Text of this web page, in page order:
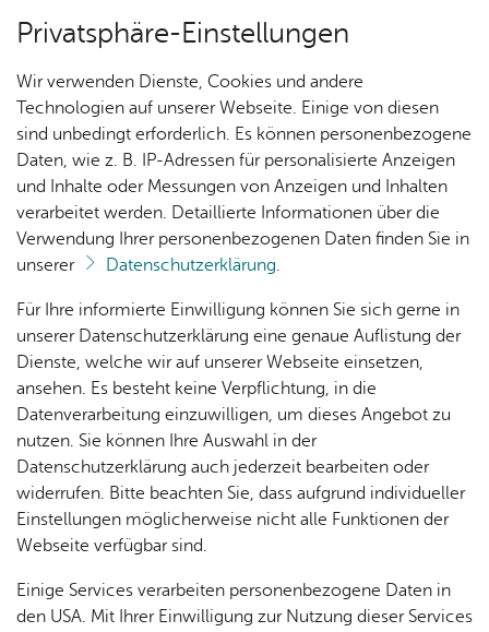
Ak­tu­el­les
Nach­
Ver­an­
stal­
tun­
gen
Kin­der­
pro­
gramm
Aus­
wahl­
Me­di­
tipps
Me­di­en­an­ge­bo­te
Vor­le­sen
Lesen & Ler­nen
Unser buntes und vielfältiges Angebot gliedert
sich nach unterschiedlichen Gesichtspunkten –
Die einzelnen Stockwerken sind nach
Themenschwerpunkten – Themenkreisen
sortiert
Privatsphäre-Einstellungen
Wir verwenden Dienste, Cookies und andere
Technologien auf unserer Webseite. Einige von diesen
sind unbedingt erforderlich. Es können personenbezogene
Daten, wie z. B. IP-Adressen für personalisierte Anzeigen
und Inhalte oder Messungen von Anzeigen und Inhalten
verarbeitet werden. Detaillierte Informationen über die
Verwendung Ihrer personenbezogenen Daten finden Sie in
unserer
Datenschutzerklärung.
Für Ihre informierte Einwilligung können Sie sich gerne in
unserer Datenschutzerklärung eine genaue Auflistung der
Dienste, welche wir auf unserer Webseite einsetzen,
ansehen. Es besteht keine Verpflichtung, in die
Datenverarbeitung einzuwilligen, um dieses Angebot zu
nutzen. Sie können Ihre Auswahl in der
Datenschutzerklärung auch jederzeit bearbeiten oder
widerrufen. Bitte beachten Sie, dass aufgrund individueller
Einstellungen möglicherweise nicht alle Funktionen der
Webseite verfügbar sind.
Einige Services verarbeiten personenbezogene Daten in
den USA. Mit Ihrer Einwilligung zur Nutzung dieser Services